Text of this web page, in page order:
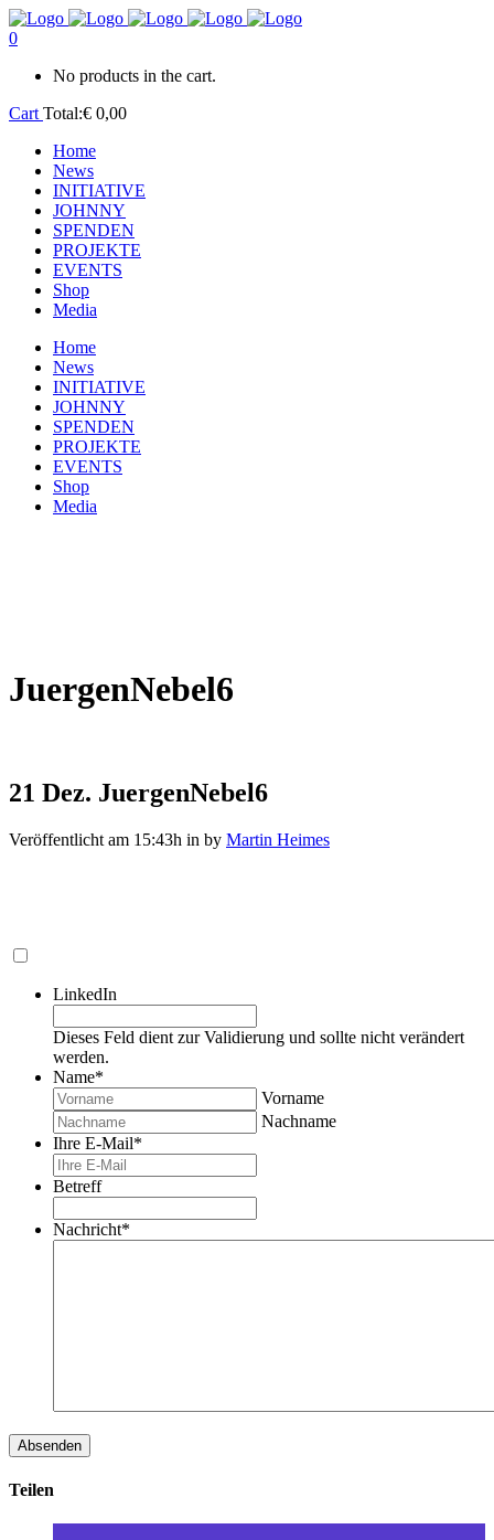
0
No products in the cart.
Cart Total:€ 0,00
Home
News
INITIATIVE
JOHNNY
SPENDEN
PROJEKTE
EVENTS
Shop
Media
Home
News
INITIATIVE
JOHNNY
SPENDEN
PROJEKTE
EVENTS
Shop
Media
JuergenNebel6
21 Dez. JuergenNebel6
Veröffentlicht am 15:43h in by Martin Heimes
LinkedIn
Dieses Feld dient zur Validierung und sollte nicht verändert
werden.
Name*
Vorname
Nachname
Ihre E-Mail*
Betreff
Nachricht*
Teilen